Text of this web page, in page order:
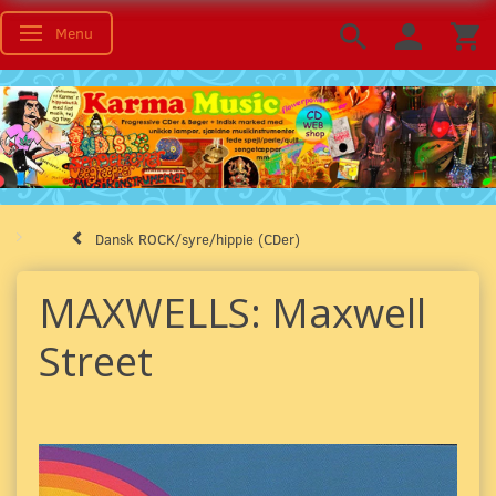
Skifte navigation
Menu
Dansk ROCK/syre/hippie (CDer)
MAXWELLS: Maxwell
Street